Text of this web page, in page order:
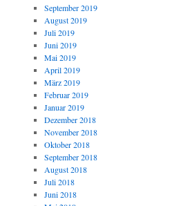
September 2019
August 2019
Juli 2019
Juni 2019
Mai 2019
April 2019
März 2019
Februar 2019
Januar 2019
Dezember 2018
November 2018
Oktober 2018
September 2018
August 2018
Juli 2018
Juni 2018